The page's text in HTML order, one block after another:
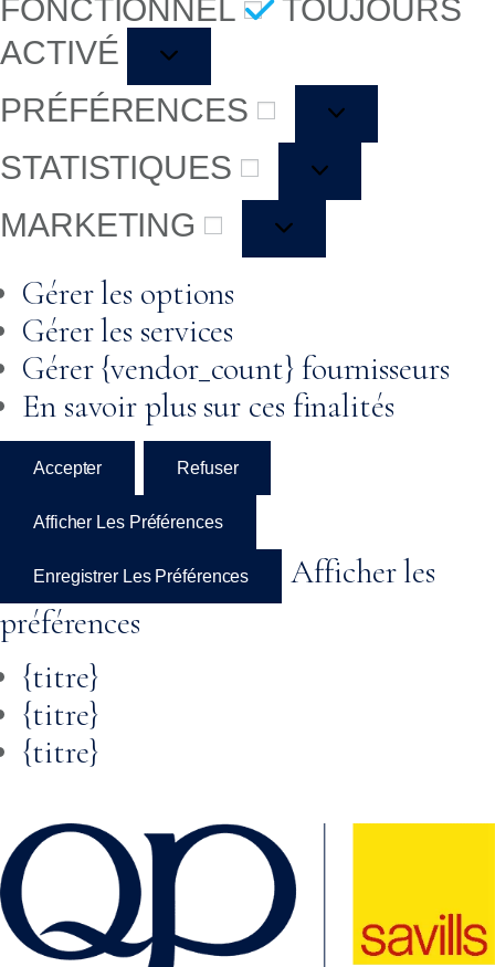
FONCTIONNEL
TOUJOURS
ACTIVÉ
PRÉFÉRENCES
STATISTIQUES
MARKETING
Gérer les options
Gérer les services
Gérer {vendor_count} fournisseurs
En savoir plus sur ces finalités
Accepter Refuser
Afficher Les Préférences
Enregistrer Les Préférences
Afficher les
préférences
{titre}
{titre}
{titre}
Skip to